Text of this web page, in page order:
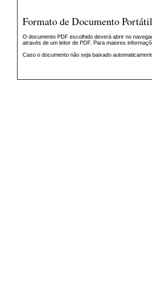
Formato de Documento
O documento PDF escolhido deverá abrir no
através de um leitor de PDF. Para maiores
Caso o documento não seja baixado